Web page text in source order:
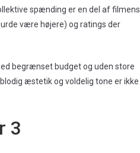
spænding er en del af filmens
være højere) og ratings der
begrænset budget og uden store
æstetik og voldelig tone er ikke
3